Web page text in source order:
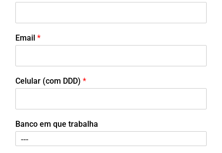
Email *
Celular (com DDD) *
Banco em que trabalha